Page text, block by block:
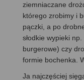
ziemniaczane
którego zrobimy i
pączki, a po
słodkie wypieki
burgerowe) czy
formie bochenka.
Ja najczęściej